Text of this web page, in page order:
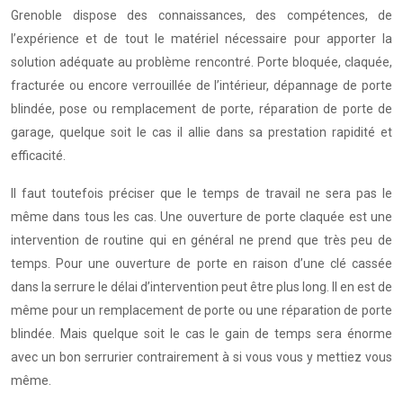
Grenoble dispose des connaissances, des compétences, de
l’expérience et de tout le matériel nécessaire pour apporter la
solution adéquate au problème rencontré. Porte bloquée, claquée,
fracturée ou encore verrouillée de l’intérieur, dépannage de porte
blindée, pose ou remplacement de porte, réparation de porte de
garage, quelque soit le cas il allie dans sa prestation rapidité et
efficacité.
Il faut toutefois préciser que le temps de travail ne sera pas le
même dans tous les cas. Une ouverture de porte claquée est une
intervention de routine qui en général ne prend que très peu de
temps. Pour une ouverture de porte en raison d’une clé cassée
dans la serrure le délai d’intervention peut être plus long. Il en est de
même pour un remplacement de porte ou une réparation de porte
blindée. Mais quelque soit le cas le gain de temps sera énorme
avec un bon serrurier contrairement à si vous vous y mettiez vous
même.